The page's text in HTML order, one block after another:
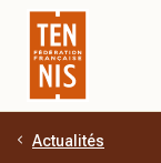
Aller au contenu
Actualités